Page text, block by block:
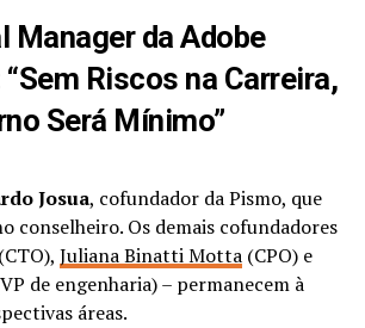
Manager da Adobe
Riscos na Carreira,
Será Mínimo”
Josua, cofundador da Pismo, que
conselheiro. Os demais cofundadores
(CTO), Juliana Binatti Motta (CPO) e
de engenharia) – permanecem à
áreas.